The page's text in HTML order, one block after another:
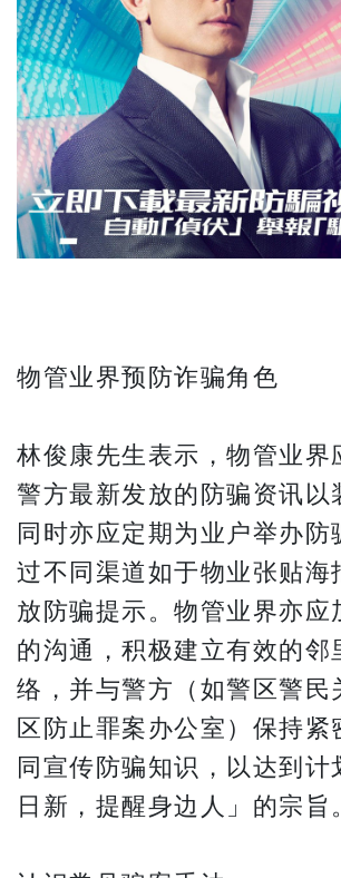
物管业界预防诈骗角色
林俊康先生表示，物管业界
警方最新发放的防骗资讯以
同时亦应定期为业户举办防
过不同渠道如于物业张贴海
放防骗提示。物管业界亦应
的沟通，积极建立有效的邻
络，并与警方（如警区警民
区防止罪案办公室）保持紧
同宣传防骗知识，以达到计
日新，提醒身边人」的宗旨。